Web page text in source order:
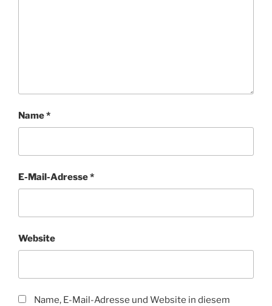
Name*
E-Mail-Adresse*
Website
Name, E-Mail-Adresse und Website in diesem